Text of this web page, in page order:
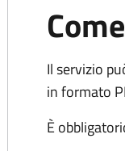
Il servizio
in formato
È